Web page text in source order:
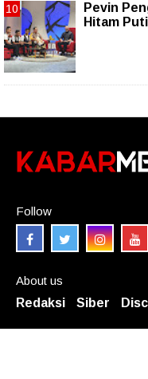
Pevin
Hitam
Follow
About us
Redaksi
Siber